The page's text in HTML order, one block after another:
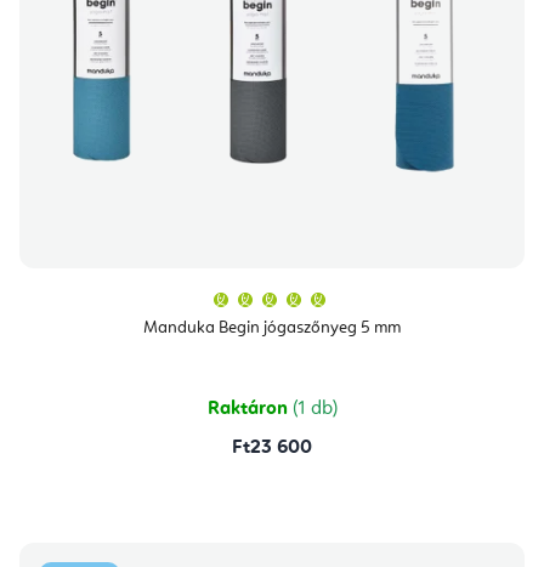
Manduka Begin jógaszőnyeg 5 mm
átlagos
értékelése
csillag.
Raktáron (1 db)
Ft23 600